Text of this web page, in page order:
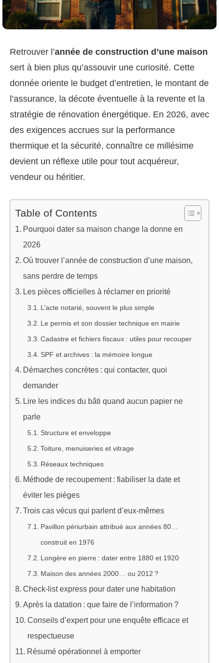
Retrouver l’année de construction d’une maison
sert à bien plus qu’assouvir une curiosité. Cette
donnée oriente le budget d’entretien, le montant de
l’assurance, la décote éventuelle à la revente et la
stratégie de rénovation énergétique. En 2026, avec
des exigences accrues sur la performance
thermique et la sécurité, connaître ce millésime
devient un réflexe utile pour tout acquéreur,
vendeur ou héritier.
Table of Contents
Pourquoi dater sa maison change la donne en
2026
Où trouver l’année de construction d’une maison,
sans perdre de temps
Les pièces officielles à réclamer en priorité
L’acte notarié, souvent le plus simple
Le permis et son dossier technique en mairie
Cadastre et fichiers fiscaux : utiles pour recouper
SPF et archives : la mémoire longue
Démarches concrètes : qui contacter, quoi
demander
Lire les indices du bâti quand aucun papier ne
parle
Structure et enveloppe
Toiture, menuiseries et vitrage
Réseaux techniques
Méthode de recoupement : fiabiliser la date et
éviter les pièges
Trois cas vécus qui parlent d’eux-mêmes
Pavillon périurbain attribué aux années 80…
construit en 1976
Longère en pierre : dater entre 1880 et 1920
Maison des années 2000… ou 2012 ?
Check-list express pour dater une habitation
Après la datation : que faire de l’information ?
Conseils d’expert pour une enquête efficace et
respectueuse
Résumé opérationnel à emporter